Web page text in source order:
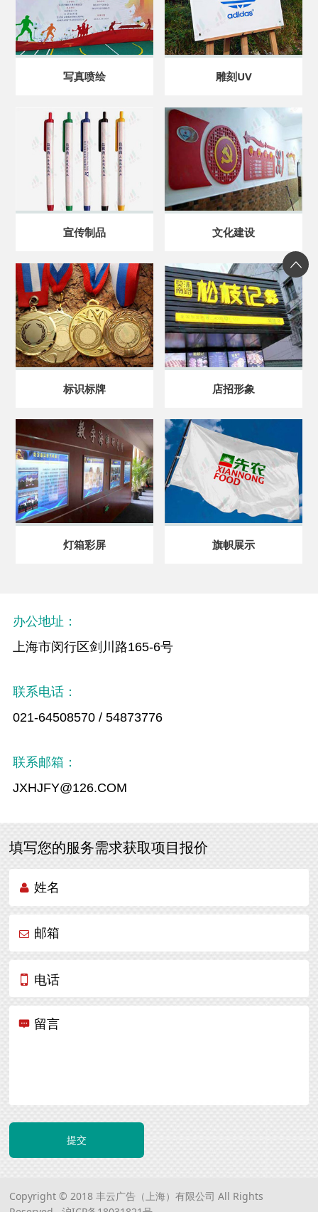
写真喷绘 雕刻UV
宣传制品 文化建设
标识标牌 店招形象
灯箱彩屏 旗帜展示
办公地址：
上海市闵行区剑川路165-6号
联系电话：
021-64508570 / 54873776
联系邮箱：
JXHJFY@126.COM
填写您的服务需求获取项目报价
姓名
邮箱
电话
留言
提交
Copyright © 2018 丰云广告（上海）有限公司 All Rights